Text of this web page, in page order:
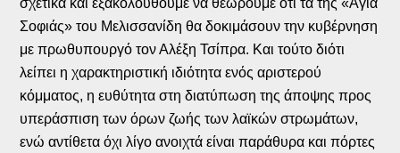
Σοφιάς» του Μελισσανίδη θα δοκιμάσουν την κυβέρνηση
με πρωθυπουργό τον Αλέξη Τσίπρα. Και τούτο διότι
λείπει η χαρακτηριστική ιδιότητα ενός αριστερού
κόμματος, η ευθύτητα στη διατύπωση της άποψης προς
υπεράσπιση των όρων ζωής των λαϊκών στρωμάτων,
ενώ αντίθετα όχι λίγο ανοιχτά είναι παράθυρα και πόρτες